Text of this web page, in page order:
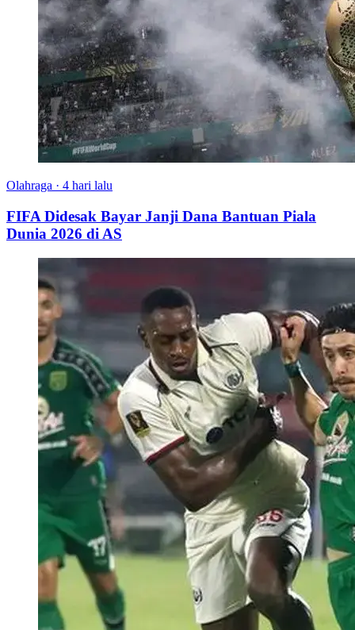
Olahraga · 4 hari lalu
FIFA Didesak Bayar Janji Dana Bantuan Piala
Dunia 2026 di AS